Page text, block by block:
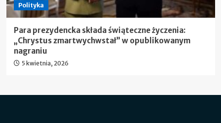
Polityka
Para prezydencka składa świąteczne życzenia:
„Chrystus zmartwychwstał” w opublikowanym
nagraniu
5 kwietnia, 2026